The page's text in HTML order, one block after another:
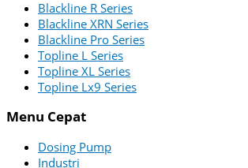
Blackline R Series
Blackline XRN Series
Blackline Pro Series
Topline L Series
Topline XL Series
Topline Lx9 Series
Menu Cepat
Dosing Pump
Industri